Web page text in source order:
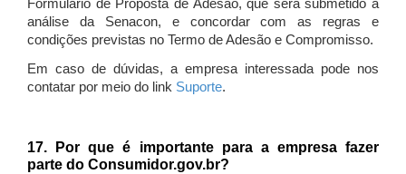
Formulário de Proposta de Adesão, que será submetido à
análise da Senacon, e concordar com as regras e
condições previstas no Termo de Adesão e Compromisso.
Em caso de dúvidas, a empresa interessada pode nos
contatar por meio do link Suporte.
17. Por que é importante para a empresa fazer
parte do Consumidor.gov.br?